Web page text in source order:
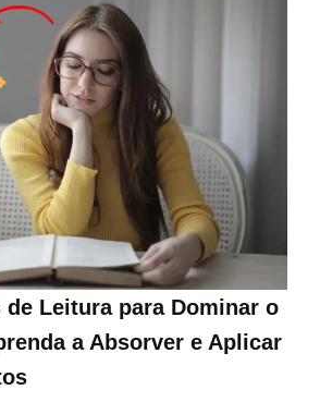
de Leitura para Dominar o
a Absorver e Aplicar